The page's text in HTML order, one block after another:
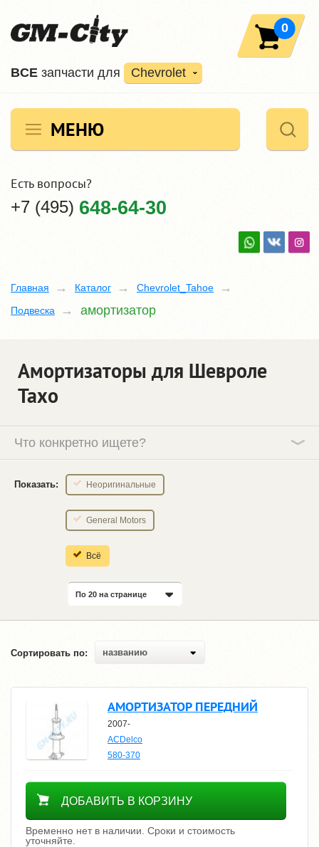
ВCE запчасти для Chevrolet
0
МЕНЮ
Есть вопросы?
+7 (495) 648-64-30
Главная Каталог
Chevrolet_Tahoe
Подвеска
амортизатор
Амортизаторы для Шевроле
Тахо
Что конкретно ищете?
Показать: Неоригинальные
General Motors
Всё
По 20 на странице
Сортировать по: названию
АМОРТИЗАТОР ПЕРЕДНИЙ
2007-
ACDelco
580-370
Уточнить цену
ДОБАВИТЬ В КОРЗИНУ
Временно нет в наличии. Сроки и стоимость
уточняйте.